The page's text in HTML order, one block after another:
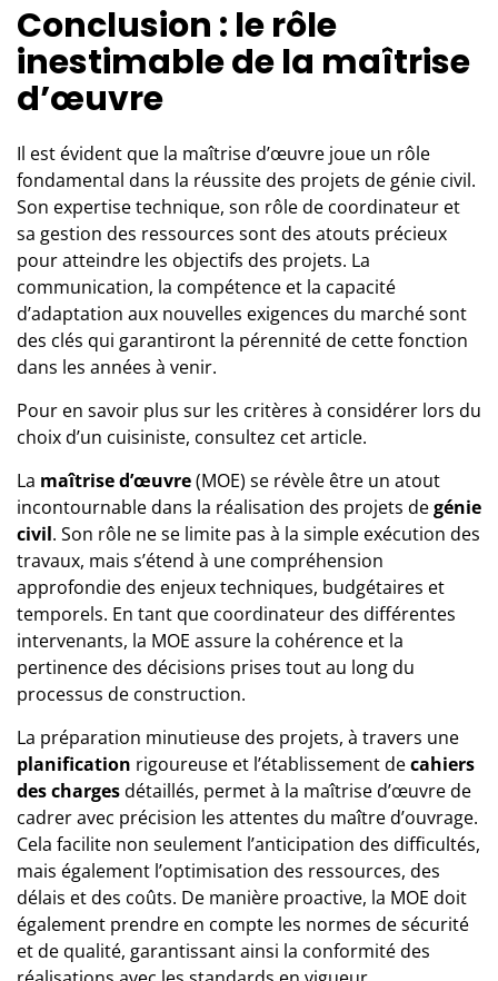
Conclusion : le rôle
inestimable de la maîtrise
d’œuvre
Il est évident que la maîtrise d’œuvre joue un rôle
fondamental dans la réussite des projets de génie civil.
Son expertise technique, son rôle de coordinateur et
sa gestion des ressources sont des atouts précieux
pour atteindre les objectifs des projets. La
communication, la compétence et la capacité
d’adaptation aux nouvelles exigences du marché sont
des clés qui garantiront la pérennité de cette fonction
dans les années à venir.
Pour en savoir plus sur les critères à considérer lors du
choix d’un cuisiniste, consultez cetarticle.
La maîtrise d’œuvre(MOE) se révèle être un atout
incontournable dans la réalisation des projets degénie
civil. Son rôle ne se limite pas à la simple exécution des
travaux, mais s’étend à une compréhension
approfondie des enjeux techniques, budgétaires et
temporels. En tant que coordinateur des différentes
intervenants, la MOE assure la cohérence et la
pertinence des décisions prises tout au long du
processus de construction.
La préparation minutieuse des projets, à travers une
planification rigoureuse et l’établissement decahiers
des chargesdétaillés, permet à la maîtrise d’œuvre de
cadrer avec précision les attentes du maître d’ouvrage.
Cela facilite non seulement l’anticipation des difficultés,
mais également l’optimisation des ressources, des
délais et des coûts. De manière proactive, la MOE doit
également prendre en compte les normes de sécurité
et de qualité, garantissant ainsi la conformité des